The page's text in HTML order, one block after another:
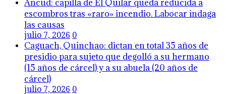
Ancud: capilla de El Quilar queda reducida a
escombros tras «raro» incendio. Labocar indaga
las causas
julio 7, 2026 0
Caguach, Quinchao: dictan en total 35 años de
presidio para sujeto que degolló a su hermano
(15 años de cárcel) y a su abuela (20 años de
cárcel)
julio 7, 2026 0